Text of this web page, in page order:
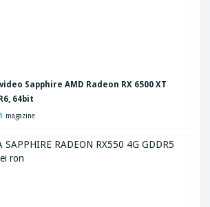
Sapphire AMD Radeon RX 6500 XT
64bit
1 magazine